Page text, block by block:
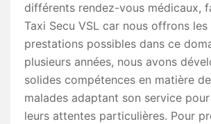
différents rendez-vous médicaux,
Taxi Secu VSL car nous offrons les
prestations possibles dans ce
plusieurs années, nous avons
solides compétences en matière
malades adaptant son service
leurs attentes particulières. Pour